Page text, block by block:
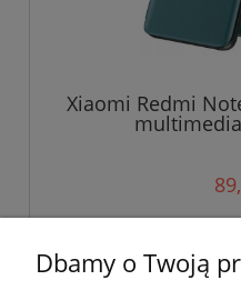
Xiaomi Redmi
Dbamy o Twoją